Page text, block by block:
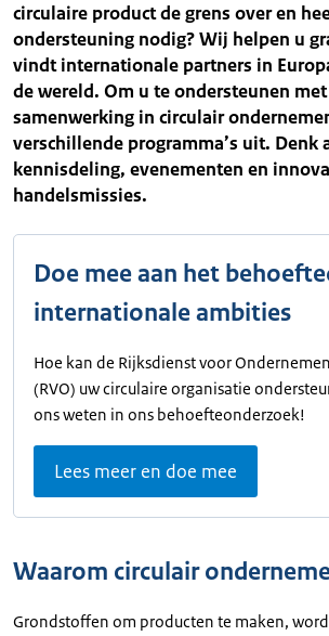
circulaire product de grens over en
ondersteuning nodig? Wij helpen u
vindt internationale partners in
de wereld. Om u te ondersteunen
samenwerking in circulair
verschillende programma’s uit. Denk
kennisdeling, evenementen en
handelsmissies.
Doe mee aan het
internationale ambities
Hoe kan de Rijksdienst voor
(RVO) uw circulaire organisatie
ons weten in ons behoefteonderzoek!
Lees meer en doe mee
Waarom circulair
Grondstoffen om producten te maken,